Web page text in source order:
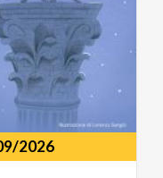
2026